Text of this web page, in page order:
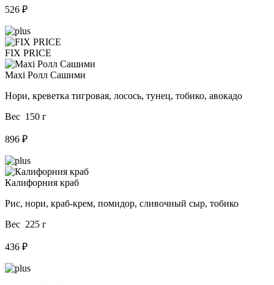
526 ₽
FIX PRICE
Maxi Ролл Сашими
Нори, креветка тигровая, лосось, тунец, тобико, авокадо
Вес 150 г
896 ₽
Калифорния краб
Рис, нори, краб-крем, помидор, сливочный сыр, тобико
Вес 225 г
436 ₽